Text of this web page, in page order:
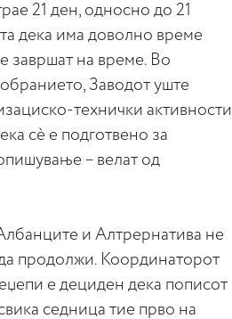
21 ден, односно до 21
дека има доволно време
завршат на време. Во
Заводот уште
технички активности
сè е подготвено за
– велат од
и Алтрернатива не
да продолжи. Координаторот
е дециден дека пописот
седница тие прво на